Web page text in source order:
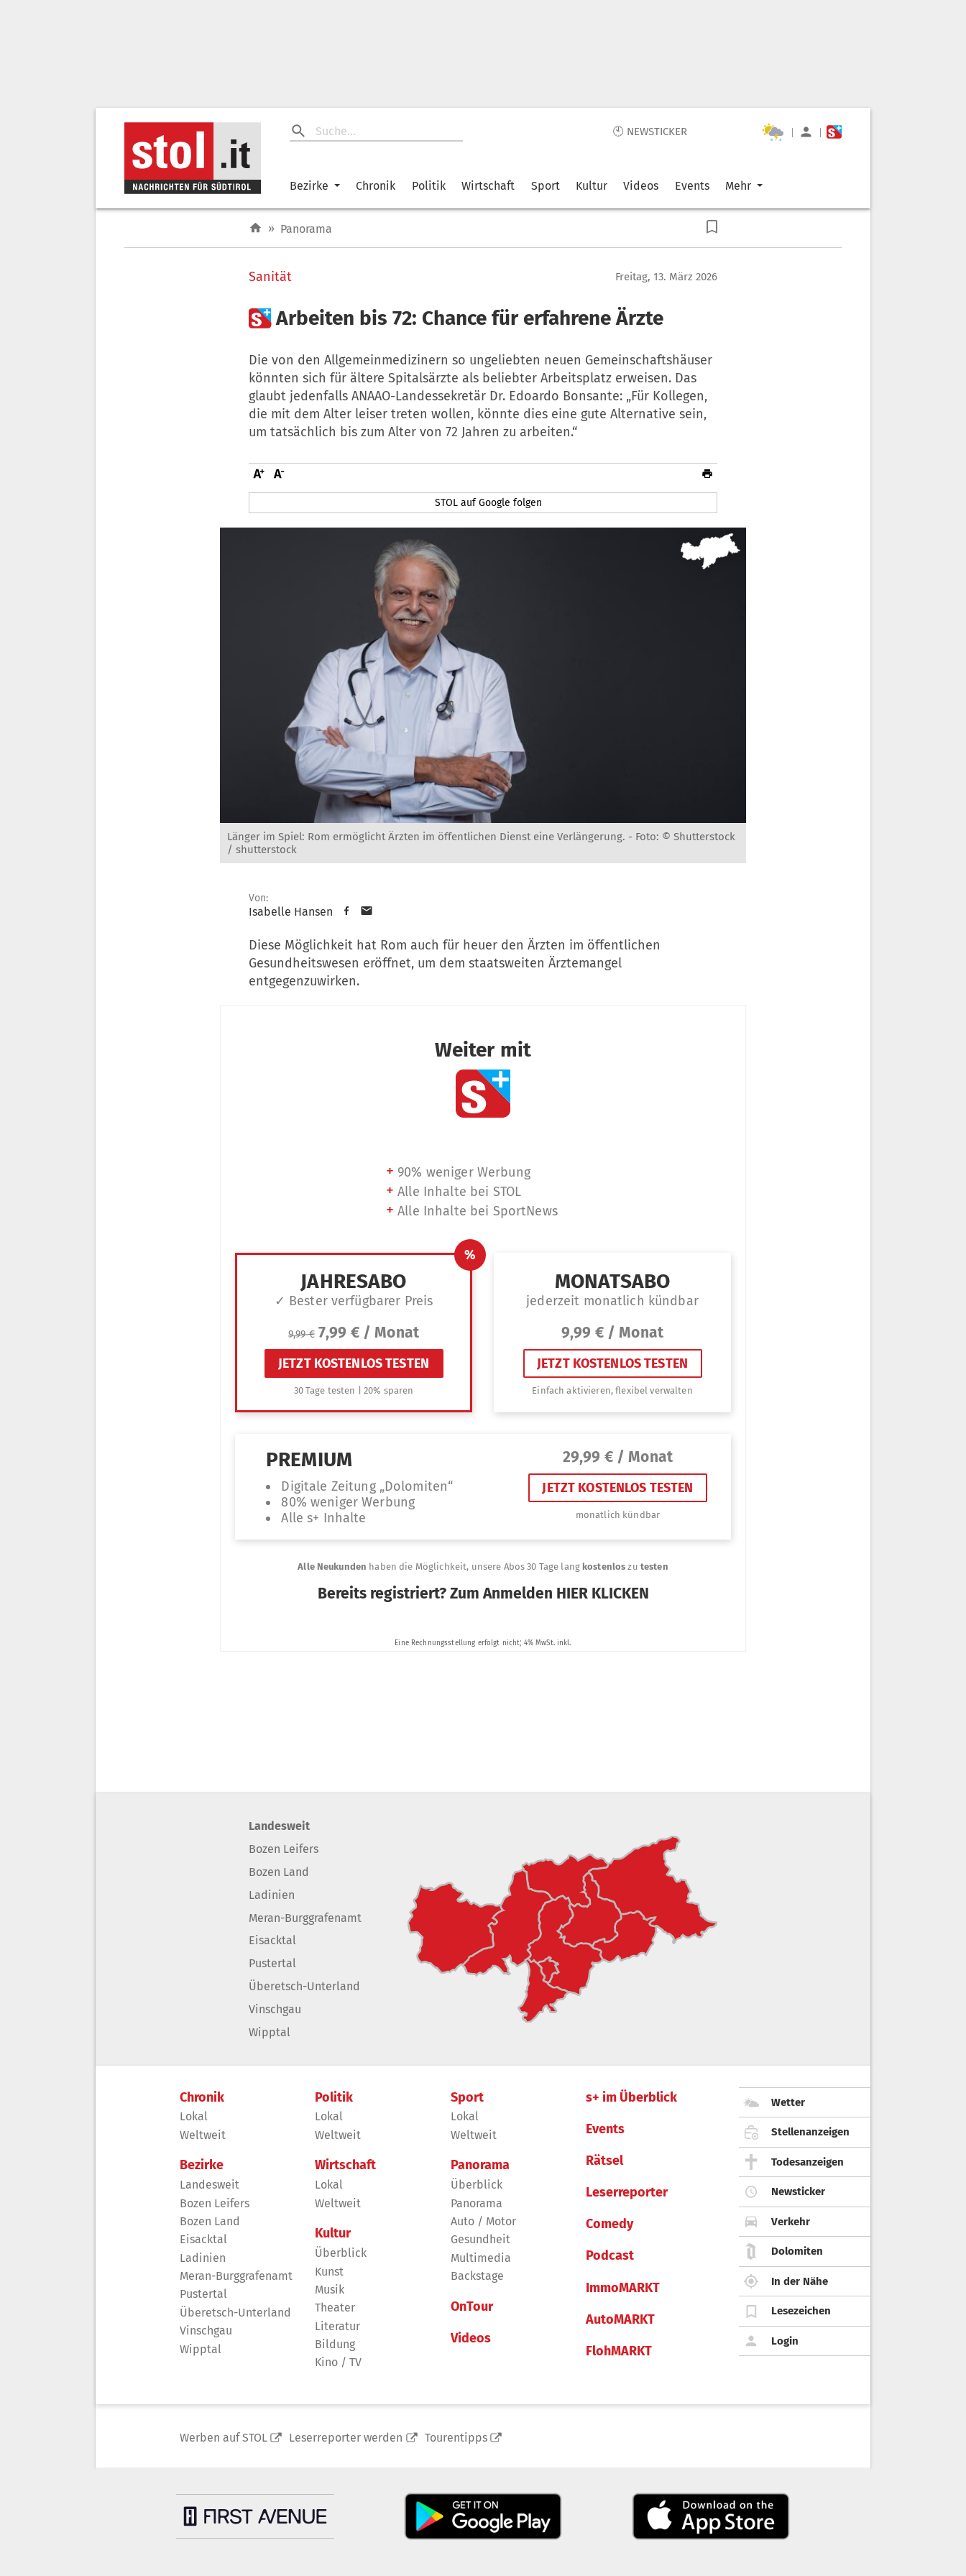
🕙 NEWSTICKER | |
Bezirke Chronik Politik Wirtschaft Sport Kultur Videos Events Mehr
» Panorama
Sanität Freitag, 13. März 2026
Arbeiten bis 72: Chance für erfahrene Ärzte
Die von den Allgemeinmedizinern so ungeliebten neuen Gemeinschaftshäuser
könnten sich für ältere Spitalsärzte als beliebter Arbeitsplatz erweisen. Das
glaubt jedenfalls ANAAO-Landessekretär Dr. Edoardo Bonsante: „Für Kollegen,
die mit dem Alter leiser treten wollen, könnte dies eine gute Alternative sein,
um tatsächlich bis zum Alter von 72 Jahren zu arbeiten.“
STOL auf Google folgen
Länger im Spiel: Rom ermöglicht Ärzten im öffentlichen Dienst eine Verlängerung. - Foto: © Shutterstock
/ shutterstock
Von:
Isabelle Hansen
Diese Möglichkeit hat Rom auch für heuer den Ärzten im öffentlichen
Gesundheitswesen eröffnet, um dem staatsweiten Ärztemangel
entgegenzuwirken.
Landesweit
Bozen Leifers
Bozen Land
Ladinien
Meran-Burggrafenamt
Eisacktal
Pustertal
Überetsch-Unterland
Vinschgau
Wipptal
Chronik
Lokal
Weltweit
Bezirke
Landesweit
Bozen Leifers
Bozen Land
Eisacktal
Ladinien
Meran-Burggrafenamt
Pustertal
Überetsch-Unterland
Vinschgau
Wipptal
Politik
Lokal
Weltweit
Wirtschaft
Lokal
Weltweit
Kultur
Überblick
Kunst
Musik
Theater
Literatur
Bildung
Kino / TV
Sport
Lokal
Weltweit
Panorama
Überblick
Panorama
Auto / Motor
Gesundheit
Multimedia
Backstage
OnTour
Videos
s+ im Überblick
Events
Rätsel
Leserreporter
Comedy
Podcast
ImmoMARKT
AutoMARKT
FlohMARKT
Wetter
Stellenanzeigen
Todesanzeigen
Newsticker
Verkehr
Dolomiten
In der Nähe
Lesezeichen
Login
Werben auf STOL Leserreporter werden Tourentipps